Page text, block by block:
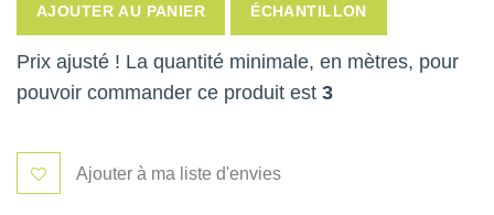
AJOUTER AU PANIER ÉCHANTILLON
Prix ajusté ! La quantité minimale, en mètres, pour
pouvoir commander ce produit est 3
Ajouter à ma liste d'envies